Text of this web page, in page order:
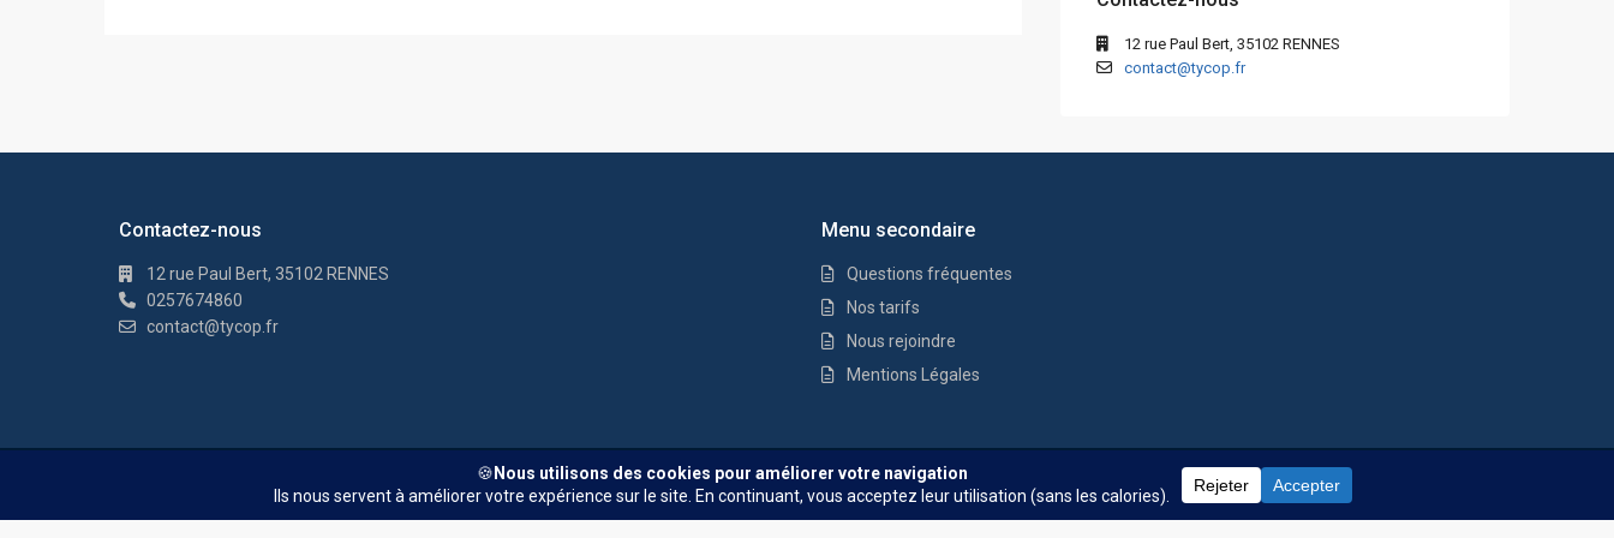
12 rue Paul Bert, 35102 RENNES
contact@tycop.fr
Contactez-nous
12 rue Paul Bert, 35102 RENNES
0257674860
contact@tycop.fr
Menu secondaire
Questions fréquentes
Nos tarifs
Nous rejoindre
Mentions Légales
Nos tarifsNous rejoindre